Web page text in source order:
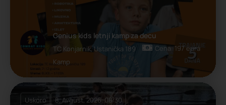
Genius kids letnji kamp za decu
TC Konjarnik, Ustanička 189
Cena: 197 eura
Kamp
Uskoro 8. Avgust, 2026. 08:30